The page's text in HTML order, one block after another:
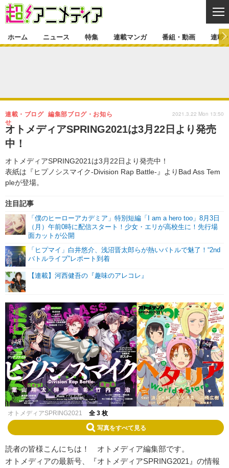
ゲーム・アプリ マンガ
声優 コスプレ
特集一覧 カバー
連載マンガ
番組・動画
動画
連載・ブログ
連載・ブログ一覧 コラム
編集部ブログ・お知らせ
ホーム ニュース 特集 連載マンガ 番組・動画 連載
オトメディアSPRING2021は3月22日より発売
中！
オトメディアSPRING2021は3月22日より発売中！
表紙は『ヒプノシスマイク-Division Rap Battle-』よりBad Ass Tem
pleが登場。
連載・ブログ
編集部ブログ・お知ら
せ
注目記事
「僕のヒーローアカデミア」特別短編「I am a hero too」8月3日
（月）午前0時に配信スタート！少女・エリが高校生に！先行場
面カットが公開
「ヒプマイ」白井悠介、浅沼晋太郎らが熱いバトルで魅了！“2nd
バトルライブ”レポート到着
【連載】河西健吾の『趣味のアレコレ』
2021.3.22 Mon 13:50
オトメディアSPRING2021 全 3 枚
写真をすべて見る
読者の皆様こんにちは！ オトメディア編集部です。
オトメディアの最新号、『オトメディアSPRING2021』の情報